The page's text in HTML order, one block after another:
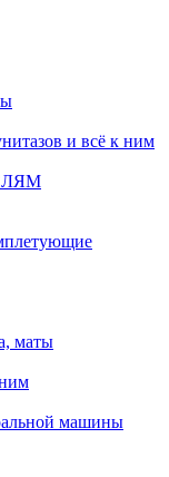
и всё к ним
маты
машины